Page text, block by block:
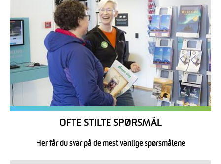
OFTE STILTE SPØRSMÅL
Her får du svar på de mest vanlige spørsmålene